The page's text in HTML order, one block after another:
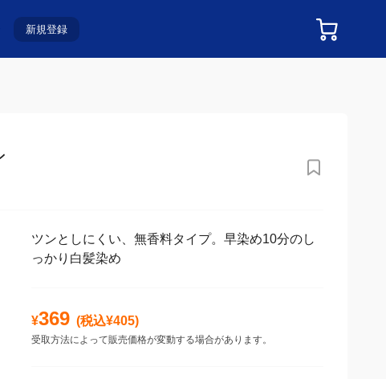
新規登録
ツンとしにくい、無香料タイプ。早染め10分のし
っかり白髪染め
¥369 (税込¥405)
受取方法によって販売価格が変動する場合があります。